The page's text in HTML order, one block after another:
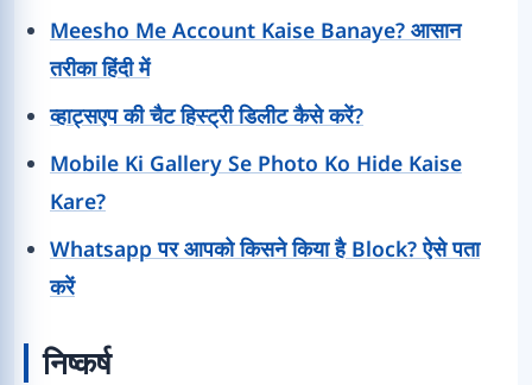
Meesho Me Account Kaise Banaye? आसान
तरीका हिंदी में
व्हाट्सएप की चैट हिस्ट्री डिलीट कैसे करें?
Mobile Ki Gallery Se Photo Ko Hide Kaise
Kare?
Whatsapp पर आपको किसने किया है Block? ऐसे पता
करें
निष्कर्ष